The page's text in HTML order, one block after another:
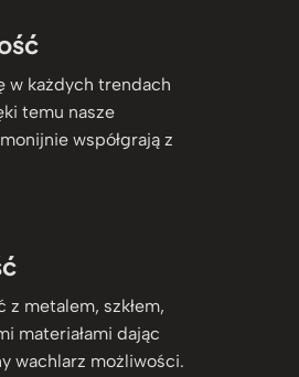
w każdych trendach
temu nasze
współgrają z
z metalem, szkłem,
materiałami dając
wachlarz możliwości.